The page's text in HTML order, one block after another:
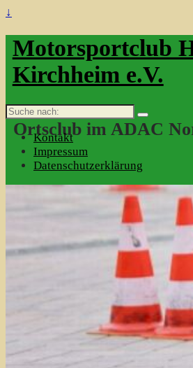
↓
Motorsportclub
Kirchheim e.V.
Suche
nach:
Ortsclub im ADAC
Kontakt
Impressum
Datenschutzerklärung